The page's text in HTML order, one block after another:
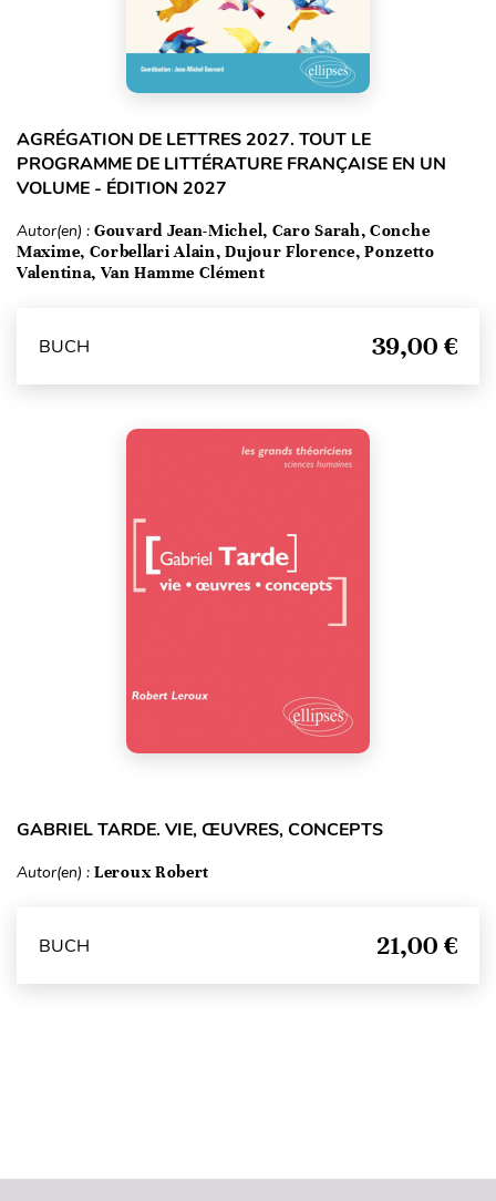
AGRÉGATION DE LETTRES 2027. TOUT LE
PROGRAMME DE LITTÉRATURE FRANÇAISE EN UN
VOLUME - ÉDITION 2027
Autor(en) : Gouvard Jean-Michel, Caro Sarah, Conche
Maxime, Corbellari Alain, Dujour Florence, Ponzetto
Valentina, Van Hamme Clément
BUCH 39,00 €
GABRIEL TARDE. VIE, ŒUVRES, CONCEPTS
Autor(en) : Leroux Robert
BUCH 21,00 €